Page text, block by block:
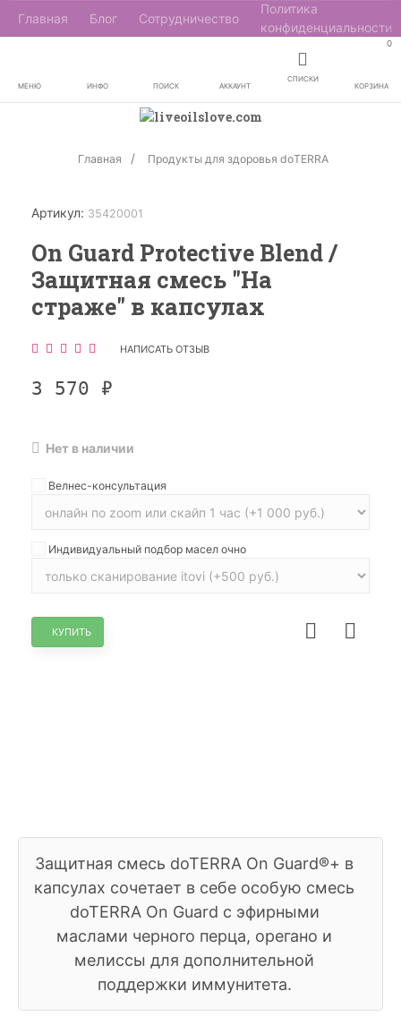
Главная Блог Сотрудничество
Политика
конфиденциальности
МЕНЮ ИНФО ПОИСК АККАУНТ
СПИСКИ
0
КОРЗИНА
Главная Продукты для здоровья doTERRA
Артикул: 35420001
On Guard Protective Blend /
Защитная смесь "На
страже" в капсулах
НАПИСАТЬ ОТЗЫВ
3 570 ₽
Нет в наличии
Велнес-консультация
Индивидуальный подбор масел очно
КУПИТЬ
Защитная смесь doTERRA On Guard®+ в
капсулах сочетает в себе особую смесь
doTERRA On Guard с эфирными
маслами черного перца, орегано и
мелиссы для дополнительной
поддержки иммунитета.